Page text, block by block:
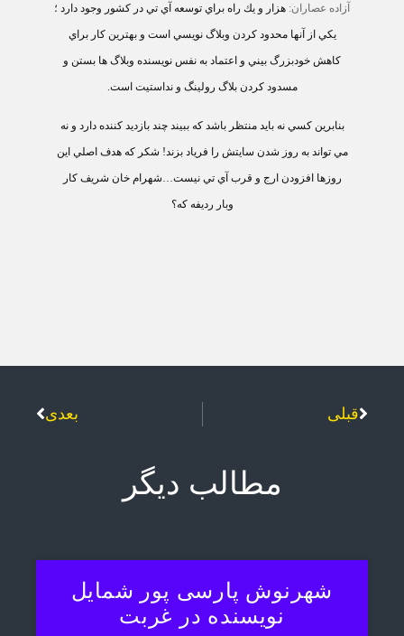
آزاده عصاران: هزار و يك راه براي توسعه آي تي در كشور وجود دارد ؛
يكي از آنها محدود كردن وبلاگ نويسي است و بهترين كار براي
كاهش خودبزرگ بيني و اعتماد به نفس نويسنده وبلاگ ها بستن و
مسدود كردن بلاگ رولينگ و نداستيت است.
بنابرين كسي نه بايد منتظر باشد كه ببيند چند بازديد كننده دارد و نه
مي تواند به روز شدن سايتش را فرياد بزند! شكر كه هدف اصلي اين
روزها افزودن ارج و قرب آي تي نيست…شهرام خان شريف كار
وبار رديفه كه؟
قبلی بعدی
مطالب دیگر
شهرنوش پارسی پور شمایل
نویسنده در غربت